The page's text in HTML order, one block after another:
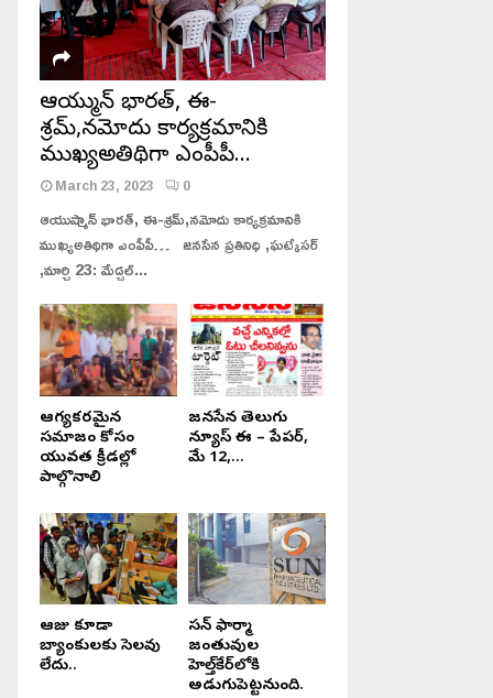
జనసేన తెలుగు న్యూస్ పేపర్,
ఆంధ్రప్రదేశ్, మే 20, 2024
తెలంగాణ, జనసేన తెలుగు
ఈ పేపర్, 27, ఆగష్టు, 2023.
ఆయుష్మాన్ భారత్, ఈ-
శ్రమ్,నమోదు కార్యక్రమానికి
ముఖ్యఅతిథిగా ఎంపీపీ…
March 23, 2023 0
ఆయుష్మాన్ భారత్, ఈ-శ్రమ్,నమోదు కార్యక్రమానికి
ముఖ్యఅతిథిగా ఎంపీపీ… జనసేన ప్రతినిధి ,ఘట్కేసర్
,మార్చి 23: మేడ్చల్...
ఆరోగ్యకరమైన
సమాజం కోసం
యువత క్రీడల్లో
పాల్గొనాలి
జనసేన తెలుగు
న్యూస్ ఈ – పేపర్,
మే 12,...
ఆరోజు కూడా
బ్యాంకులకు సెలవు
లేదు..
సన్ ఫార్మా
జంతువుల
హెల్త్‌కేర్‌లోకి
అడుగుపెట్టనుంది.